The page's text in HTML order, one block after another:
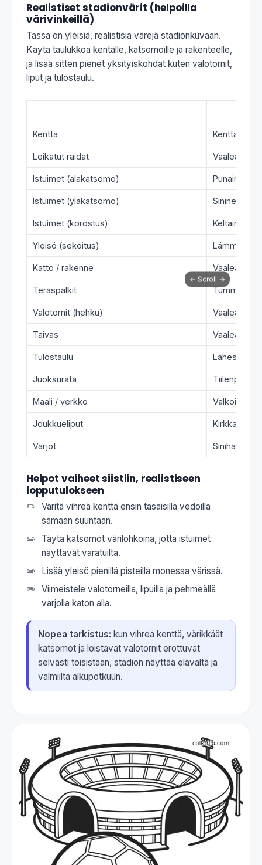
Realistiset stadionvärit (helpoilla
värivinkeillä)
Tässä on yleisiä, realistisia värejä stadionkuvaan.
Käytä taulukkoa kentälle, katsomoille ja rakenteelle,
ja lisää sitten pienet yksityiskohdat kuten valotornit,
liput ja tulostaulu.
Kenttä Kenttävihreä
Leikatut raidat
Istuimet (alakatsomo) Punainen
Istuimet (yläkatsomo) Sininen
Istuimet (korostus) Keltainen
Yleisö (sekoitus) Lämmin
Katto / rakenne
Teräspalkit
Valotornit (hehku)
Taivas
Tulostaulu Lähes
Juoksurata
Maali / verkko Valkoinen
Joukkueliput
Varjot Siniharmaa
Helpot vaiheet siistiin, realistiseen
lopputulokseen
Väritä vihreä kenttä ensin tasaisilla vedoilla
samaan suuntaan.
Täytä katsomot värilohkoina, jotta istuimet
näyttävät varatuilta.
Lisää yleisö pienillä pisteillä monessa värissä.
Viimeistele valotorneilla, lipuilla ja pehmeällä
varjolla katon alla.
Nopea tarkistus: kun vihreä kenttä, värikkäät
katsomot ja loistavat valotornit erottuvat
selvästi toisistaan, stadion näyttää elävältä ja
valmiilta alkupotkuun.